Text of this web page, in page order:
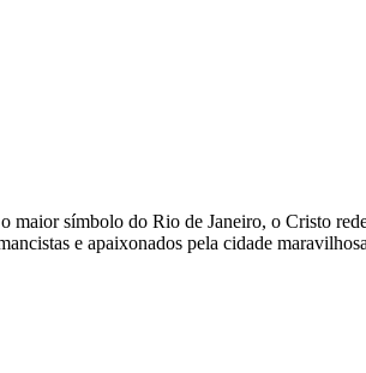
maior símbolo do Rio de Janeiro, o Cristo
e apaixonados pela cidade